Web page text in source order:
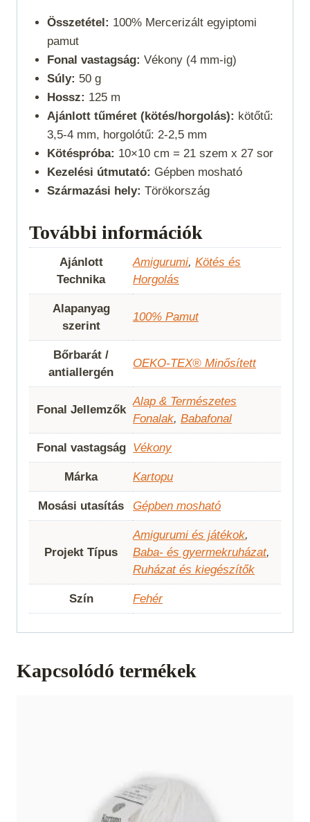
Összetétel: 100% Mercerizált egyiptomi
pamut
Fonal vastagság: Vékony (4 mm-ig)
Súly: 50 g
Hossz: 125 m
Ajánlott tűméret (kötés/horgolás): kötőtű:
3,5-4 mm, horgolótű: 2-2,5 mm
Kötéspróba: 10×10 cm = 21 szem x 27 sor
Kezelési útmutató: Gépben mosható
Származási hely: Törökország
További információk
Ajánlott
Technika
Amigurumi, Kötés és
Horgolás
Alapanyag
szerint
100% Pamut
Bőrbarát /
antiallergén
OEKO-TEX® Minősített
Fonal Jellemzők
Alap & Természetes
Fonalak, Babafonal
Fonal vastagság Vékony
Márka Kartopu
Mosási utasítás Gépben mosható
Projekt Típus
Amigurumi és játékok,
Baba- és gyermekruházat,
Ruházat és kiegészítők
Szín Fehér
Kapcsolódó termékek